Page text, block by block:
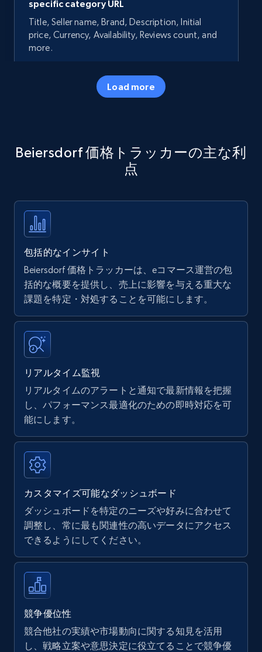
specific category URL
Title, Seller name, Brand, Description, Initial
price, Currency, Availability, Reviews count, and
more.
5.7K+ 今すぐ始める
specific keywords
Title, Seller name, Brand, Description, Initial
35.3K+
Amazon products - find products by using
upc numbers
Title, Seller name, Brand, Description, Initial
price, Currency, Availability, Reviews count, and
more.
35.3K+ 5.7K+
URL, Product name, Product rating, Product
rating object, Product rating max, Rating,
Author name, Asin, and more.
7.4K+ 870+ 今すぐ始める
Walmart - products
URL, Final price, Sku, Currency, Gtin,
Specifications, Image urls, Top reviews, and
more.
5.6K+ 875+ 今すぐ始める
Load more
Beiersdorf 価格トラッカーの主な利
点
包括的なインサイト
Beiersdorf 価格トラッカーは、eコマース運営の包
括的な概要を提供し、売上に影響を与える重大な
課題を特定・対処することを可能にします。
リアルタイム監視
リアルタイムのアラートと通知で最新情報を把握
し、パフォーマンス最適化のための即時対応を可
能にします。
カスタマイズ可能なダッシュボード
ダッシュボードを特定のニーズや好みに合わせて
調整し、常に最も関連性の高いデータにアクセス
できるようにしてください。
競争優位性
競合他社の実績や市場動向に関する知見を活用
し、戦略立案や意思決定に役立てることで競争優